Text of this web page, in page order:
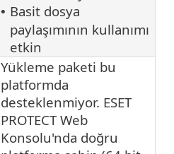
• Basit dosya
paylaşımının kullanımı
etkin
Yükleme paketi bu
platformda
desteklenmiyor. ESET
PROTECT Web
Konsolu'nda doğru